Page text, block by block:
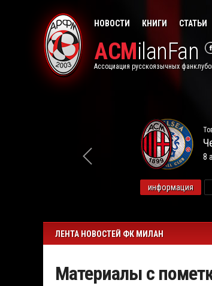
НОВОСТИ КНИГИ СТАТЬИ
ACMilanFan
Ассоциация русскоязычных
8
информация
ЛЕНТА НОВОСТЕЙ ФК МИЛАН
Материалы с